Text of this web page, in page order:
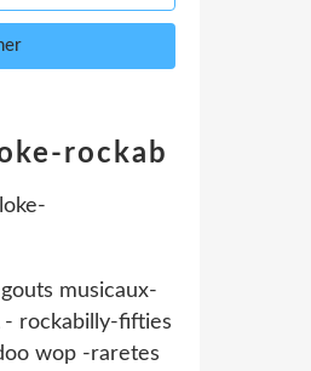
rockab
musicaux-
- rockabilly-fifties
wop -raretes